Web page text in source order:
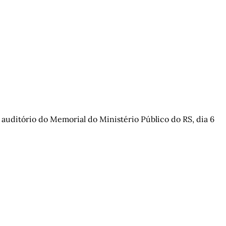
do Memorial do Ministério Público do RS, dia 6